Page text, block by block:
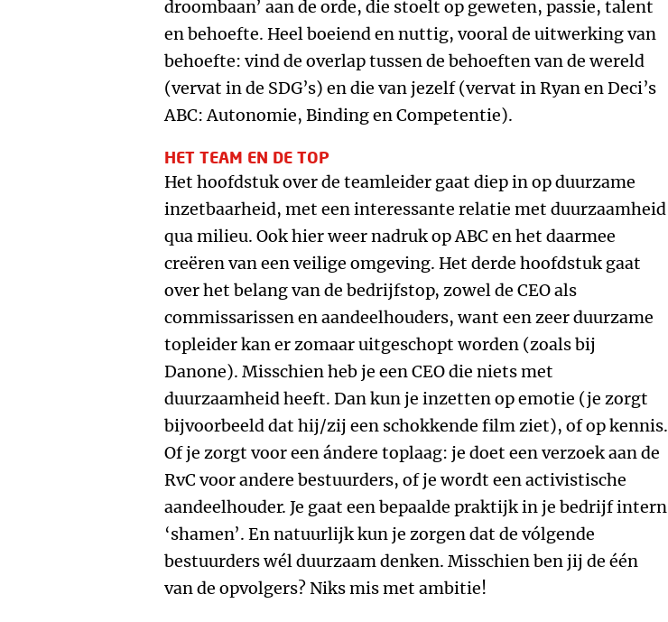
droombaan’ aan de orde, die stoelt op geweten, passie, talent
en behoefte. Heel boeiend en nuttig, vooral de uitwerking van
behoefte: vind de overlap tussen de behoeften van de wereld
(vervat in de SDG’s) en die van jezelf (vervat in Ryan en Deci’s
ABC: Autonomie, Binding en Competentie).
HET TEAM EN DE TOP
Het hoofdstuk over de teamleider gaat diep in op duurzame
inzetbaarheid, met een interessante relatie met duurzaamheid
qua milieu. Ook hier weer nadruk op ABC en het daarmee
creëren van een veilige omgeving. Het derde hoofdstuk gaat
over het belang van de bedrijfstop, zowel de CEO als
commissarissen en aandeelhouders, want een zeer duurzame
topleider kan er zomaar uitgeschopt worden (zoals bij
Danone). Misschien heb je een CEO die niets met
duurzaamheid heeft. Dan kun je inzetten op emotie (je zorgt
bijvoorbeeld dat hij/zij een schokkende film ziet), of op kennis.
Of je zorgt voor een ándere toplaag: je doet een verzoek aan de
RvC voor andere bestuurders, of je wordt een activistische
aandeelhouder. Je gaat een bepaalde praktijk in je bedrijf intern
‘shamen’. En natuurlijk kun je zorgen dat de vólgende
bestuurders wél duurzaam denken. Misschien ben jij de één
van de opvolgers? Niks mis met ambitie!